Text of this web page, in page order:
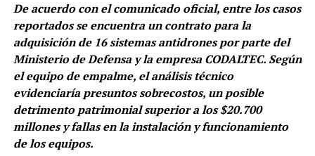
De acuerdo con el comunicado oficial, entre los casos
reportados se encuentra un contrato para la
adquisición de 16 sistemas antidrones por parte del
Ministerio de Defensa y la empresa CODALTEC. Según
el equipo de empalme, el análisis técnico
evidenciaría presuntos sobrecostos, un posible
detrimento patrimonial superior a los $20.700
millones y fallas en la instalación y funcionamiento
de los equipos.